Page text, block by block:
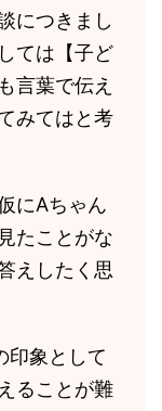
につきまし
ては【子ど
言葉で伝え
みてはと考
にAちゃん
たことがな
えしたく思
印象として
ることが難